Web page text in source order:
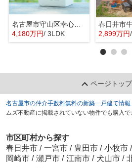
名古屋市守山区幸心２丁目435『仲介料無料』新築戸建て
4,180万円/ 3LDK
2,899万円
ページトッ
名古屋市の仲介手数料無料の新築一戸建て情報
ムズ不動産に掲載されていない物件でも購入で
市区町村から探す
春日井市 / 一宮市 / 豊田市 / 小牧市 /
岡崎市 / 瀬戸市 / 江南市 / 犬山市 /